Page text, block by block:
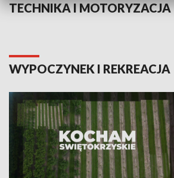
TECHNIKA I MOTORYZACJA
WYPOCZYNEK I REKREACJA